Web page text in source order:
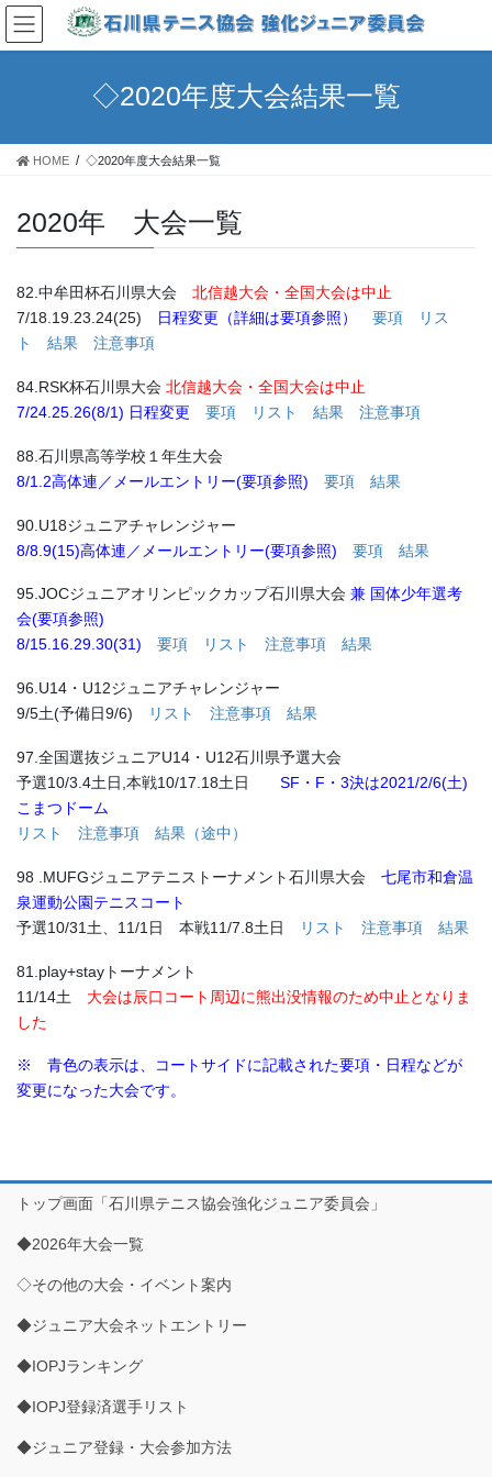
◇2020年度大会結果一覧
HOME ◇2020年度大会結果一覧
2020年 大会一覧
82.中牟田杯石川県大会 北信越大会・全国大会は中止
7/18.19.23.24(25)
日程変更（詳細は要項参照） 要項
リス
ト
結果 注意事項
84.RSK杯石川県大会 北信越大会・全国大会は中止
7/24.25.26(8/1) 日程変更 要項 リスト 結果 注意事項
88.石川県高等学校１年生大会
8/1.2高体連／メールエントリー(要項参照) 要項 結果
90.U18ジュニアチャレンジャー
8/8.9(15)高体連／メールエントリー(要項参照) 要項 結果
95.JOCジュニアオリンピックカップ石川県大会 兼 国体少年選考
会(要項参照)
8/15.16.29.30(31)
要項 リスト 注意事項 結果
96.U14・U12ジュニアチャレンジャー
9/5土(予備日9/6)
リスト 注意事項 結果
97.全国選抜ジュニアU14・U12石川県予選大会
予選10/3.4土日,本戦10/17.18土日 SF・F・3決は2021/2/6(土)
こまつドーム
リスト
注意事項 結果（途中）
98 .MUFGジュニアテニストーナメント石川県大会 七尾市和倉温
泉運動公園テニスコート
予選10/31土、11/1日 本戦11/7.8土日
リスト 注意事項 結果
81.play+stayトーナメント
11/14土 大会は辰口コート周辺に熊出没情報のため中止となりま
した
※ 青色の表示は、コートサイドに記載された要項・日程などが
変更になった大会です。
トップ画面「石川県テニス協会強化ジュニア委員会」
◆2026年大会一覧
◇その他の大会・イベント案内
◆ジュニア大会ネットエントリー
◆IOPJランキング
◆IOPJ登録済選手リスト
◆ジュニア登録・大会参加方法